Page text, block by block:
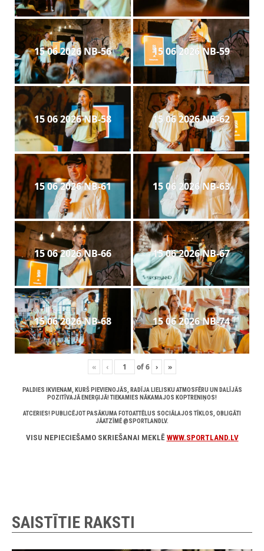
15 06 2026 NB-56 15 06 2026 NB-59
15 06 2026 NB-58 15 06 2026 NB-62
15 06 2026 NB-61 15 06 2026 NB-63
15 06 2026 NB-66 15 06 2026 NB-67
15 06 2026 NB-68 15 06 2026 NB-74
« ‹ of6 › »
PALDIES IKVIENAM, KURŠ PIEVIENOJĀS, RADĪJA LIELISKU ATMOSFĒRU UN DALĪJĀS
POZITĪVAJĀ ENERĢIJĀ! TIEKAMIES NĀKAMAJOS KOPTRENIŅOS!
ATCERIES! PUBLICĒJOT PASĀKUMA FOTOATTĒLUS SOCIĀLAJOS TĪKLOS, OBLIGĀTI
JĀATZĪMĒ @SPORTLANDLV.
VISU NEPIECIEŠAMO SKRIEŠANAI MEKLĒ WWW.SPORTLAND.LV
SAISTĪTIE RAKSTI